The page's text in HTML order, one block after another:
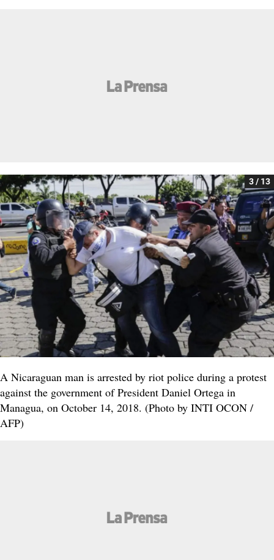
3 / 13
A Nicaraguan man is arrested by riot police during a protest
against the government of President Daniel Ortega in
Managua, on October 14, 2018. (Photo by INTI OCON /
AFP)